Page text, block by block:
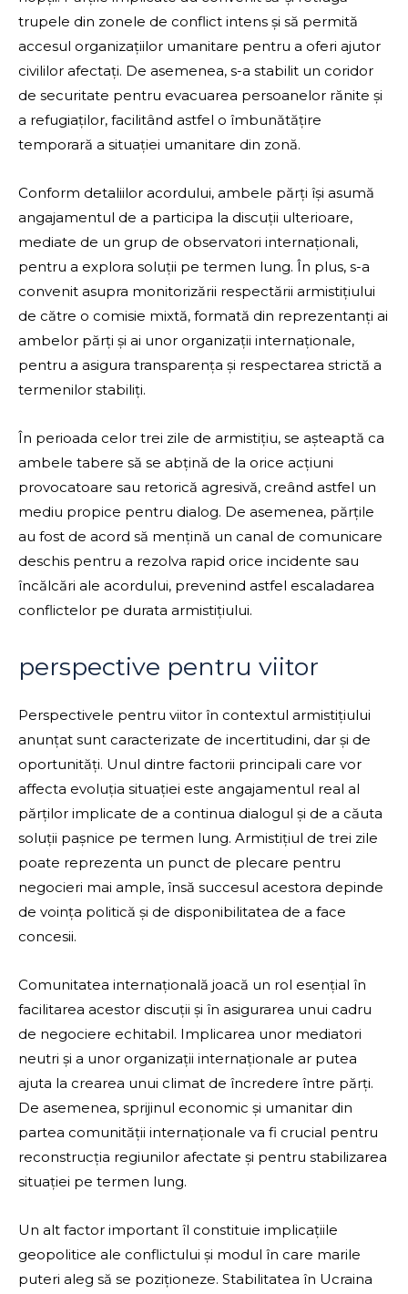
trupele din zonele de conflict intens și să permită
accesul organizațiilor umanitare pentru a oferi ajutor
civililor afectați. De asemenea, s-a stabilit un coridor
de securitate pentru evacuarea persoanelor rănite și
a refugiaților, facilitând astfel o îmbunătățire
temporară a situației umanitare din zonă.
Conform detaliilor acordului, ambele părți își asumă
angajamentul de a participa la discuții ulterioare,
mediate de un grup de observatori internaționali,
pentru a explora soluții pe termen lung. În plus, s-a
convenit asupra monitorizării respectării armistițiului
de către o comisie mixtă, formată din reprezentanți ai
ambelor părți și ai unor organizații internaționale,
pentru a asigura transparența și respectarea strictă a
termenilor stabiliți.
În perioada celor trei zile de armistițiu, se așteaptă ca
ambele tabere să se abțină de la orice acțiuni
provocatoare sau retorică agresivă, creând astfel un
mediu propice pentru dialog. De asemenea, părțile
au fost de acord să mențină un canal de comunicare
deschis pentru a rezolva rapid orice incidente sau
încălcări ale acordului, prevenind astfel escaladarea
conflictelor pe durata armistițiului.
perspective pentru viitor
Perspectivele pentru viitor în contextul armistițiului
anunțat sunt caracterizate de incertitudini, dar și de
oportunități. Unul dintre factorii principali care vor
affecta evoluția situației este angajamentul real al
părților implicate de a continua dialogul și de a căuta
soluții pașnice pe termen lung. Armistițiul de trei zile
poate reprezenta un punct de plecare pentru
negocieri mai ample, însă succesul acestora depinde
de voința politică și de disponibilitatea de a face
concesii.
Comunitatea internațională joacă un rol esențial în
facilitarea acestor discuții și în asigurarea unui cadru
de negociere echitabil. Implicarea unor mediatori
neutri și a unor organizații internaționale ar putea
ajuta la crearea unui climat de încredere între părți.
De asemenea, sprijinul economic și umanitar din
partea comunității internaționale va fi crucial pentru
reconstrucția regiunilor afectate și pentru stabilizarea
situației pe termen lung.
Un alt factor important îl constituie implicațiile
geopolitice ale conflictului și modul în care marile
puteri aleg să se poziționeze. Stabilitatea în Ucraina